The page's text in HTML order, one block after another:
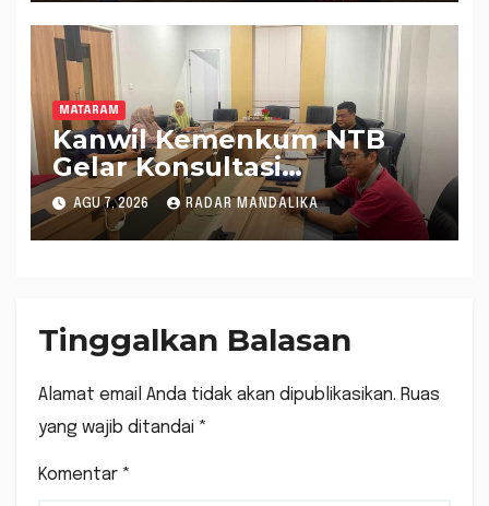
MATARAM
Kanwil Kemenkum NTB
Gelar Konsultasi
Penghitungan Kebutuhan
Formasi JF Perancang
Peraturan Perundang-
AGU 7, 2026 RADAR MANDALIKA
Tinggalkan Balasan
Alamat email Anda tidak akan dipublikasikan. Ruas
yang wajib ditandai *
Komentar *